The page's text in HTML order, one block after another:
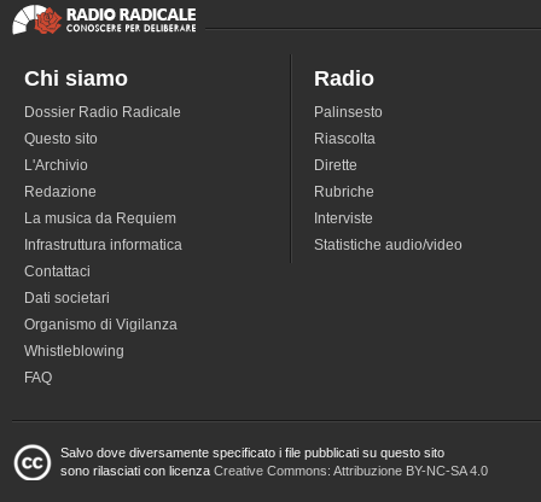
Chi siamo
Dossier Radio Radicale
Questo sito
L'Archivio
Redazione
La musica da Requiem
Infrastruttura informatica
Contattaci
Dati societari
Organismo di Vigilanza
Whistleblowing
FAQ
Radio
Palinsesto
Riascolta
Dirette
Rubriche
Interviste
Statistiche audio/video
Salvo dove diversamente specificato i file pubblicati su questo sito
sono rilasciati con licenza Creative Commons: Attribuzione BY-NC-SA 4.0